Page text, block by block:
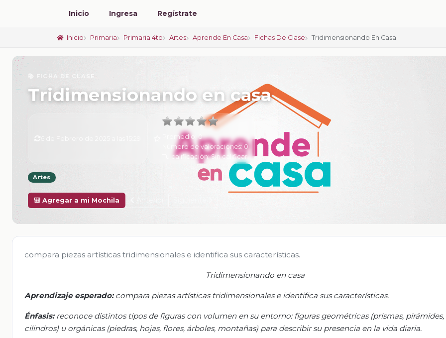
Inicio Ingresa Regístrate
Inicio Primaria Primaria 4to Artes Aprende En Casa Fichas De Clase Tridimensionando En Casa
📚 FICHA DE CLASE
Tridimensionando en casa
Promedio:0
Número de valoraciones: 0
Tu calificación:Sin calificar
Artes
🎒 Agregar a mi Mochila
compara piezas artísticas tridimensionales e identifica sus características.
Tridimensionando en casa
Aprendizaje esperado: compara piezas artísticas tridimensionales e identifica sus características.
Énfasis: reconoce distintos tipos de figuras con volumen en su entorno: figuras geométricas (prismas,
cilindros) u orgánicas (piedras, hojas, flores, árboles, montañas) para describir su presencia en la vida diaria.